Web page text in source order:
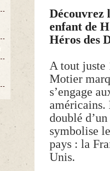
Découvrez
enfant de
Héros des
A tout juste
Motier
s’engage
américains.
doublé
symbolise
pays : la
Unis.